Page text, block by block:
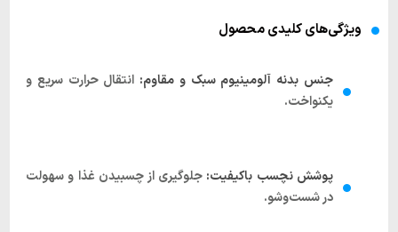
ویژگی‌های کلیدی محصول
جنس بدنه آلومینیوم سبک و مقاوم: انتقال حرارت سریع و
یکنواخت.
پوشش نچسب باکیفیت: جلوگیری از چسبیدن غذا و سهولت
در شست‌وشو.